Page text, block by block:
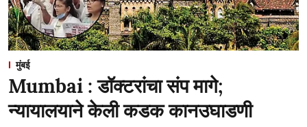
मुंबई
Mumbai : डॉक्टरांचा संप मागे;
न्यायालयाने केली कडक कानउघाडणी